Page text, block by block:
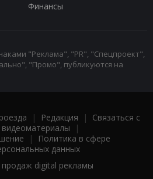
Финансы
"Реклама", "PR", "Спецпроект",
"Промо", публикуются на
| Редакция | Связаться с
|
|
Политика в сфере
данных
digital рекламы